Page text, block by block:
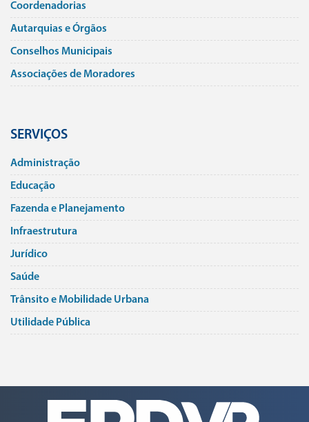
Coordenadorias
Autarquias e Órgãos
Conselhos Municipais
Associações de Moradores
SERVIÇOS
Administração
Educação
Fazenda e Planejamento
Infraestrutura
Jurí­dico
Saúde
Trânsito e Mobilidade Urbana
Utilidade Pública